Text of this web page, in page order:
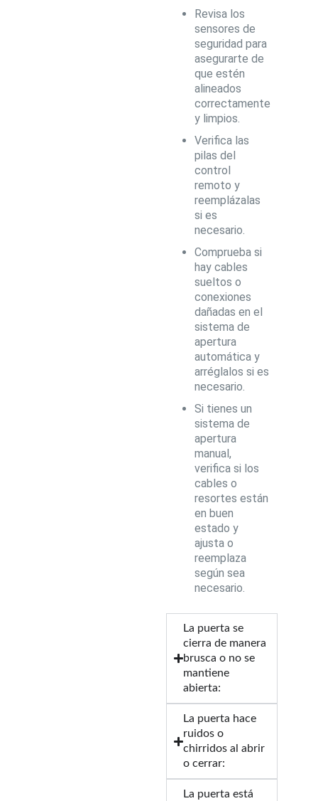
Revisa los
sensores de
seguridad para
asegurarte de
que estén
alineados
correctamente
y limpios.
Verifica las
pilas del
control
remoto y
reemplázalas
si es
necesario.
Comprueba si
hay cables
sueltos o
conexiones
dañadas en el
sistema de
apertura
automática y
arréglalos si es
necesario.
Si tienes un
sistema de
apertura
manual,
verifica si los
cables o
resortes están
en buen
estado y
ajusta o
reemplaza
según sea
necesario.
La puerta se
cierra de manera
brusca o no se
mantiene
abierta:
La puerta hace
ruidos o
chirridos al abrir
o cerrar:
La puerta está